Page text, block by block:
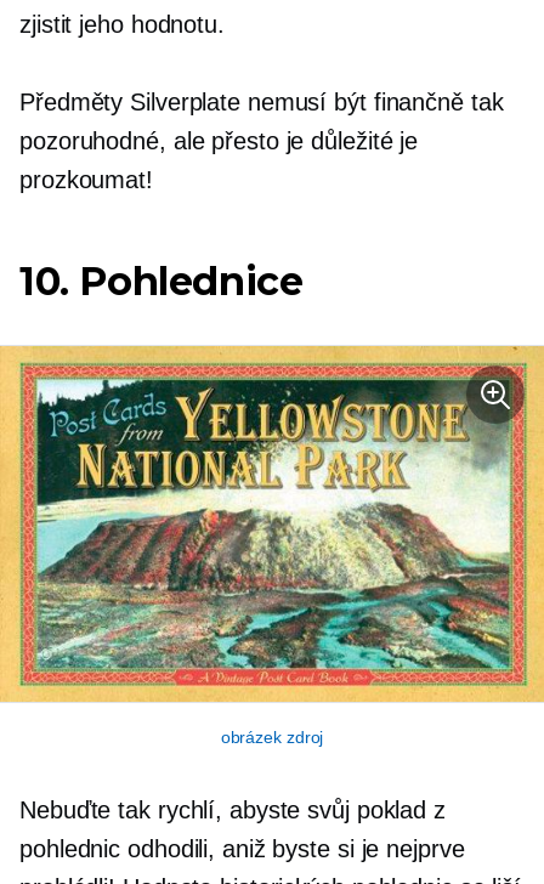
zjistit jeho hodnotu.
Předměty Silverplate nemusí být finančně tak
pozoruhodné, ale přesto je důležité je
prozkoumat!
10. Pohlednice
obrázek zdroj
Nebuďte tak rychlí, abyste svůj poklad z
pohlednic odhodili, aniž byste si je nejprve